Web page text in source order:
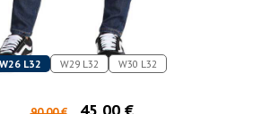
W26 L32 W29 L32 W30 L32